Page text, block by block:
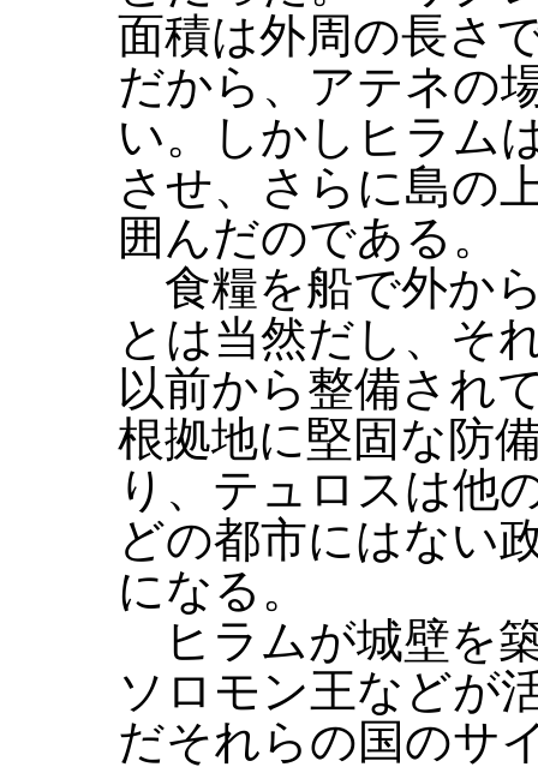
面積は外周の長さ
だから、アテネの
い。しかしヒラム
させ、さらに島の
囲んだのである。
食糧を船で外か
とは当然だし、そ
以前から整備され
根拠地に堅固な防
り、テュロスは他
どの都市にはない
になる。
ヒラムが城壁を
ソロモン王などが
だそれらの国のサ